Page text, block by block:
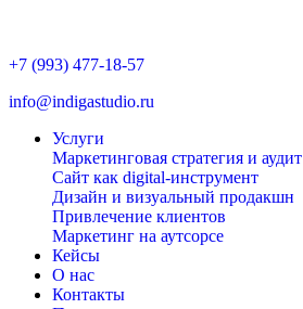
+7 (993) 477-18-57
info@indigastudio.ru
Услуги
Маркетинговая стратегия и аудит
Сайт как digital-инструмент
Дизайн и визуальный продакшн
Привлечение клиентов
Маркетинг на аутсорсе
Кейсы
О нас
Контакты